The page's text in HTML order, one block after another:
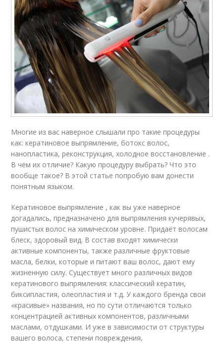
Многие из вас наверное слышали про такие процедуры
как: кератиновое выпрямление, ботокс волос,
нанопластика, реконструкция, холодное восстановление .
В чём их отличие? Какую процедуру выбрать? Что это
вообще такое? В этой статье попробую вам донести
понятным языком.
Кератиновое выпрямление , как вы уже наверное
догадались, предназначено для выпрямления кучерявых,
пушистых волос на химическом уровне. Придаёт волосам
блеск, здоровый вид. В состав входят химически
активные компоненты, также различные фруктовые
масла, белки, которые и питают ваш волос, дают ему
жизненную силу. Существует много различных видов
кератинового выпрямления: классический кератин,
биксипластия, олеопластия и т.д. У каждого бренда свои
«красивые» названия, но по сути отличаются только
концентрацией активных компонентов, различными
маслами, отдушками. И уже в зависимости от структуры
вашего волоса, степени повреждения,